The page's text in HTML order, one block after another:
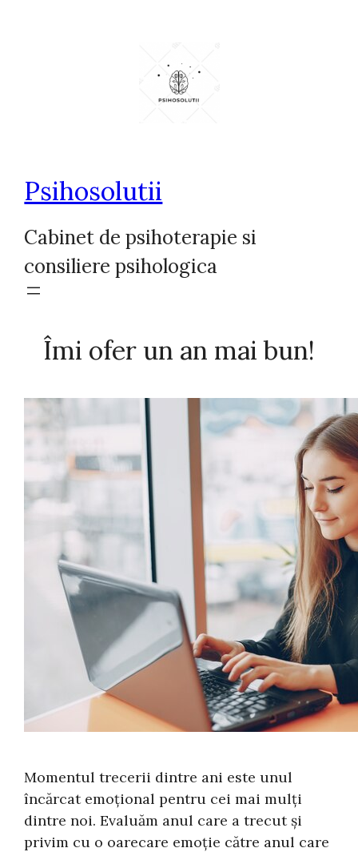
Psihosolutii
Cabinet de psihoterapie si
consiliere psihologica
Îmi ofer un an mai bun!
Momentul trecerii dintre ani este unul
încărcat emoțional pentru cei mai mulți
dintre noi. Evaluăm anul care a trecut și
privim cu o oarecare emoție către anul care